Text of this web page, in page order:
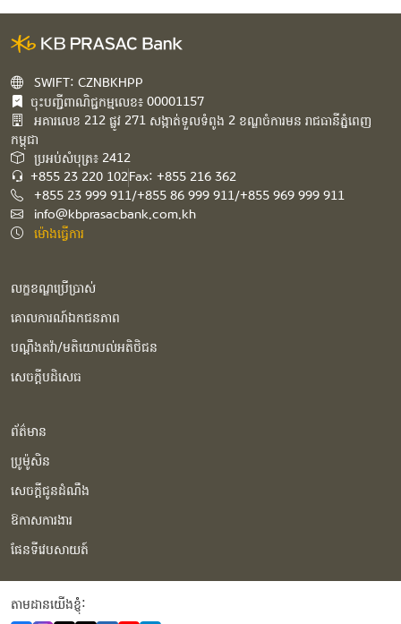
SWIFT: CZNBKHPP
ចុះបញ្ជីពាណិជ្ជកម្មលេខ៖ 00001157
អគារ​លេខ​ 212 ផ្លូវ 271 សង្កាត់ទួលទំពូង 2 ខណ្ឌចំការមន រាជធានីភ្នំពេញ
កម្ពុជា​
ប្រអប់សំបុត្រ៖ 2412
+855 23 220 102Fax: +855 216 362
+855 23 999 911/+855 86 999 911/+855 969 999 911
info@kbprasacbank.com.kh
ម៉ោងធ្វើការ
លក្ខខណ្ឌប្រើប្រាស់
គោលការណ៍ឯកជនភាព
បណ្ដឹងតវ៉ា/មតិយោបល់អតិថិជន
សេចក្ដីបដិសេធ
ព័ត៌មាន
ប្រូម៉ូសិន
សេចក្ដីជូនដំណឹង
ឱកាសការងារ
ផែនទីវេបសាយត៍
តាមដានយើងខ្ញុំំ: